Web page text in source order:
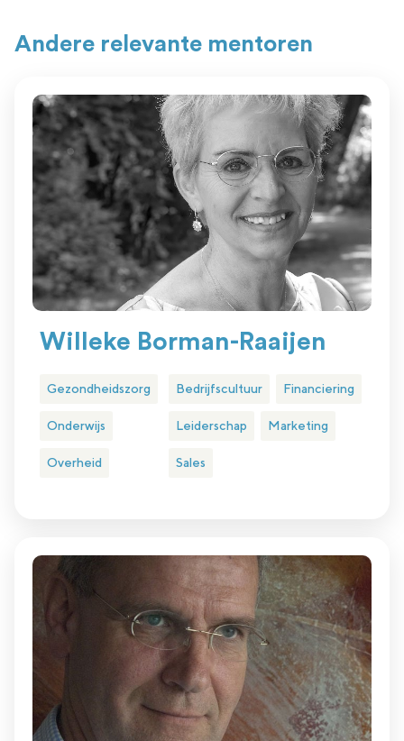
Andere relevante mentoren
Willeke Borman-Raaijen
Gezondheidszorg
Onderwijs
Overheid
Bedrijfscultuur Financiering
Leiderschap Marketing
Sales